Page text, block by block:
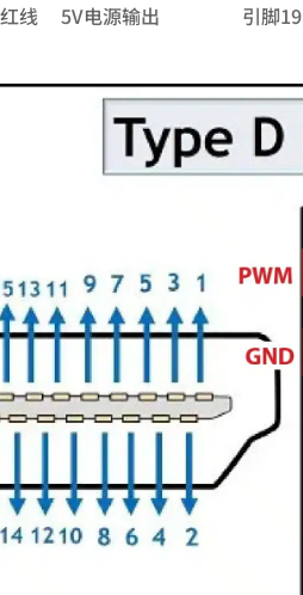
线 5V电源输出 引脚19